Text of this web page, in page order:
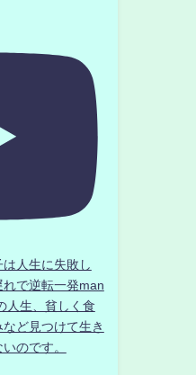
人生に失敗し
で逆転一発man
人生、貧しく食
ど見つけて生き
のです。